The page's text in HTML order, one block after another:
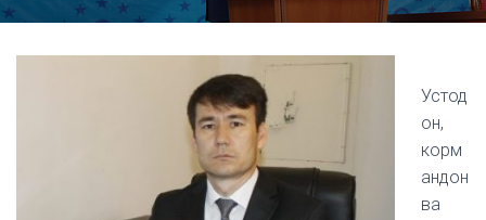
Устод
он,
корм
андон
ва